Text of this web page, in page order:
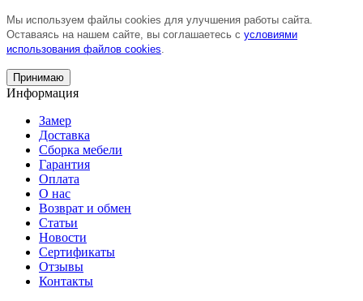
Мы используем файлы cookies для улучшения работы сайта.
Оставаясь на нашем сайте, вы соглашаетесь с условиями
использования файлов cookies.
Принимаю
Информация
Замер
Доставка
Сборка мебели
Гарантия
Оплата
О нас
Возврат и обмен
Статьи
Новости
Сертификаты
Отзывы
Контакты